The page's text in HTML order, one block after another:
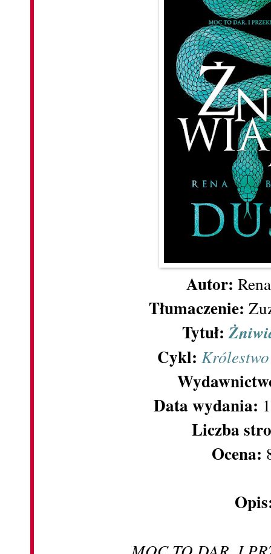
Autor:
Tłumaczenie:
Tytuł:
Cykl:
Data wydania:
Liczba
Ocena: